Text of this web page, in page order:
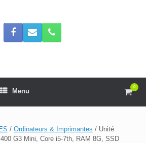
Menu
View
cart
0
/ Ordinateurs & Imprimantes / Unité
G3 Mini, Core i5-7th, RAM 8G, SSD